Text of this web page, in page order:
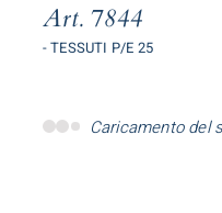
Art. 7844
- TESSUTI P/E 25
Caricamento del